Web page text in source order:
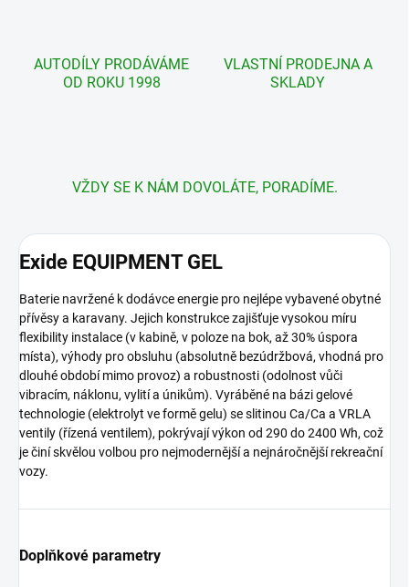
AUTODÍLY PRODÁVÁME
OD ROKU 1998
VLASTNÍ PRODEJNA A
SKLADY
VŽDY SE K NÁM DOVOLÁTE, PORADÍME.
Exide EQUIPMENT GEL
Baterie navržené k dodávce energie pro nejlépe vybavené obytné
přívěsy a karavany. Jejich konstrukce zajišťuje vysokou míru
flexibility instalace (v kabině, v poloze na bok, až 30% úspora
místa), výhody pro obsluhu (absolutně bezúdržbová, vhodná pro
dlouhé období mimo provoz) a robustnosti (odolnost vůči
vibracím, náklonu, vylití a únikům). Vyráběné na bázi gelové
technologie (elektrolyt ve formě gelu) se slitinou Ca/Ca a VRLA
ventily (řízená ventilem), pokrývají výkon od 290 do 2400 Wh, což
je činí skvělou volbou pro nejmodernější a nejnáročnější rekreační
vozy.
Doplňkové parametry